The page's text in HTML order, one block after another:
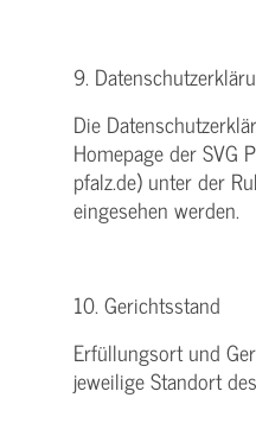
9.
Die
Homepage der SVG
pfalz.de) unter der
eingesehen werden.
10. Gerichtsstand
Erfüllungsort und
jeweilige Standort